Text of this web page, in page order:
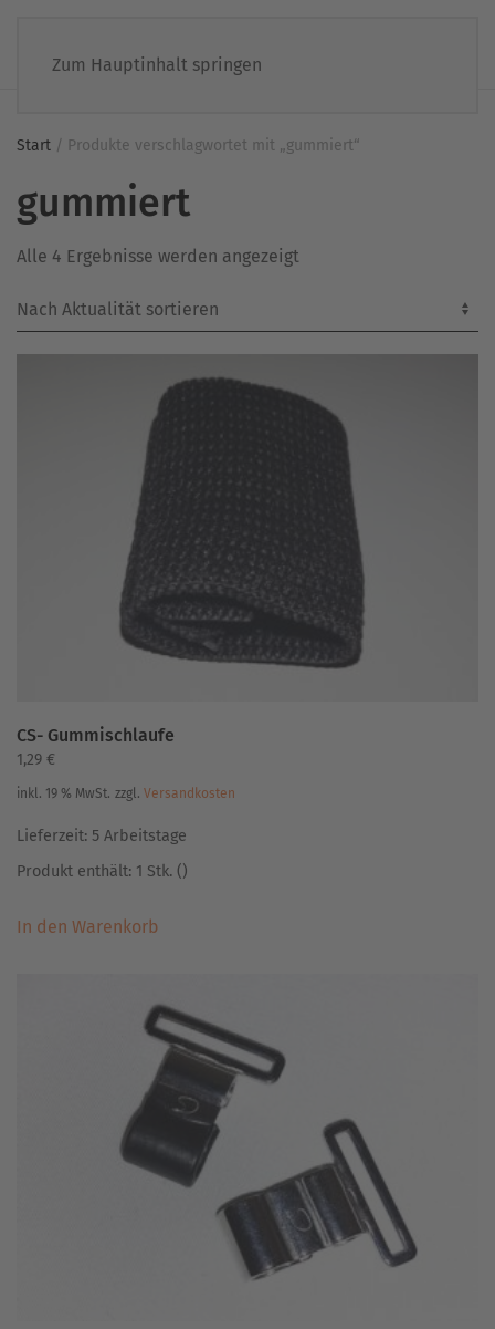
Zum Hauptinhalt springen
Start / Produkte verschlagwortet mit „gummiert“
gummiert
Alle 4 Ergebnisse werden angezeigt
CS- Gummischlaufe
1,29 €
inkl. 19 % MwSt. zzgl. Versandkosten
Lieferzeit: 5 Arbeitstage
Produkt enthält: 1 Stk. ()
In den Warenkorb